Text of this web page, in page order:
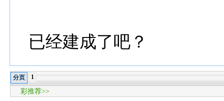
已经建成了吧？
分页 1
彩推荐>>